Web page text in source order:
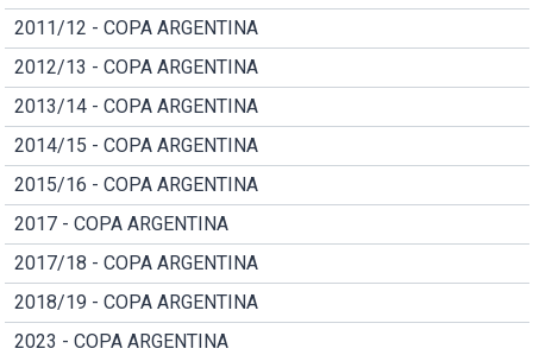
2011/12 - COPA ARGENTINA
2012/13 - COPA ARGENTINA
2013/14 - COPA ARGENTINA
2014/15 - COPA ARGENTINA
2015/16 - COPA ARGENTINA
2017 - COPA ARGENTINA
2017/18 - COPA ARGENTINA
2018/19 - COPA ARGENTINA
2023 - COPA ARGENTINA